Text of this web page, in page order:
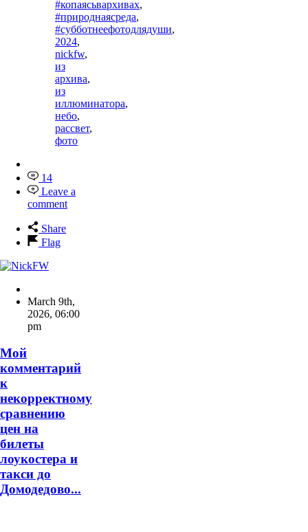
#копаясьвархивах,
#природнаясреда,
#субботнеефотодлядуши,
2024,
nickfw,
из
архива,
из
иллюминатора,
небо,
рассвет,
фото
14
Leave a
comment
Share
Flag
March 9th,
2026, 06:00
pm
Мой
комментарий
к
некорректному
сравнению
цен на
билеты
лоукостера и
такси до
Домодедово...